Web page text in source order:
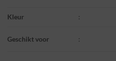
Kleur :
Geschikt voor :